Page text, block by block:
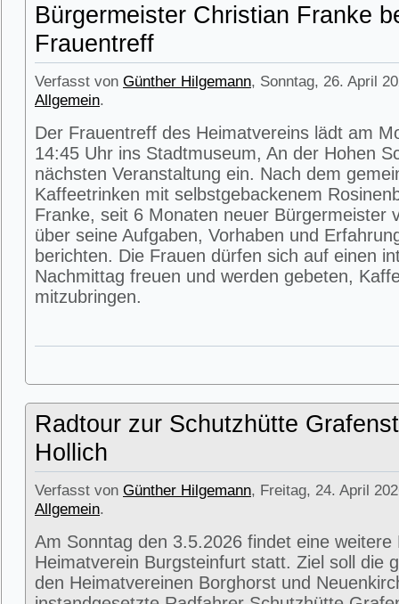
Bürgermeister Christian Franke
Frauentreff
Verfasst von Günther Hilgemann, Sonntag, 26. April
Allgemein.
Der Frauentreff des Heimatvereins lädt am
14:45 Uhr ins Stadtmuseum, An der Hohen
nächsten Veranstaltung ein. Nach dem
Kaffeetrinken mit selbstgebackenem
Franke, seit 6 Monaten neuer Bürgermeister
über seine Aufgaben, Vorhaben und
berichten. Die Frauen dürfen sich auf einen
Nachmittag freuen und werden gebeten,
mitzubringen.
Radtour zur Schutzhütte
Hollich
Verfasst von Günther Hilgemann, Freitag, 24. April
Allgemein.
Am Sonntag den 3.5.2026 findet eine weitere
Heimatverein Burgsteinfurt statt. Ziel soll die
den Heimatvereinen Borghorst und